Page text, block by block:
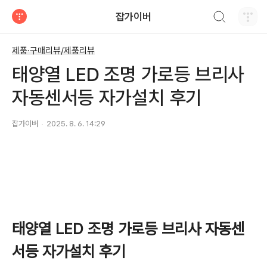
잡가이버
제품·구매리뷰/제품리뷰
태양열 LED 조명 가로등 브리사
자동센서등 자가설치 후기
잡가이버 2025. 8. 6. 14:29
태양열 LED 조명 가로등 브리사 자동센
서등 자가설치 후기